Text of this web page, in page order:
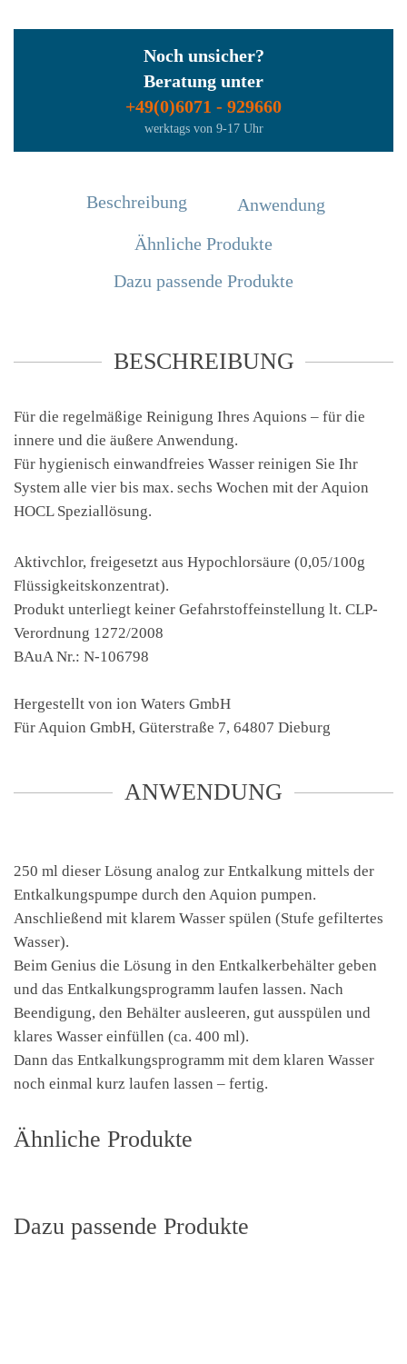
Noch unsicher?
Beratung unter
+49(0)6071 - 929660
werktags von 9-17 Uhr
Beschreibung
Anwendung
Ähnliche Produkte
Dazu passende Produkte
BESCHREIBUNG
Für die regelmäßige Reinigung Ihres Aquions – für die
innere und die äußere Anwendung.
Für hygienisch einwandfreies Wasser reinigen Sie Ihr
System alle vier bis max. sechs Wochen mit der Aquion
HOCL Speziallösung.
Aktivchlor, freigesetzt aus Hypochlorsäure (0,05/100g
Flüssigkeitskonzentrat).
Produkt unterliegt keiner Gefahrstoffeinstellung lt. CLP-
Verordnung 1272/2008
BAuA Nr.: N-106798
Hergestellt von ion Waters GmbH
Für Aquion GmbH, Güterstraße 7, 64807 Dieburg
ANWENDUNG
250 ml dieser Lösung analog zur Entkalkung mittels der
Entkalkungspumpe durch den Aquion pumpen.
Anschließend mit klarem Wasser spülen (Stufe gefiltertes
Wasser).
Beim Genius die Lösung in den Entkalkerbehälter geben
und das Entkalkungsprogramm laufen lassen. Nach
Beendigung, den Behälter ausleeren, gut ausspülen und
klares Wasser einfüllen (ca. 400 ml).
Dann das Entkalkungsprogramm mit dem klaren Wasser
noch einmal kurz laufen lassen – fertig.
Ähnliche Produkte
Dazu passende Produkte